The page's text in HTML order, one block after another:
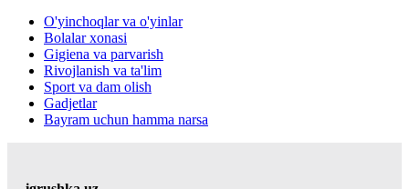
O'yinchoqlar va o'yinlar
Bolalar xonasi
Gigiena va parvarish
Rivojlanish va ta'lim
Sport va dam olish
Gadjetlar
Bayram uchun hamma narsa